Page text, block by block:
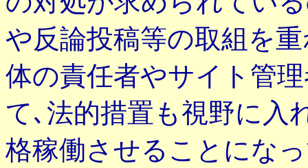
や反論投稿等の取組を
体の責任者やサイト管
て､法的措置も視野に入
格稼働させることにな